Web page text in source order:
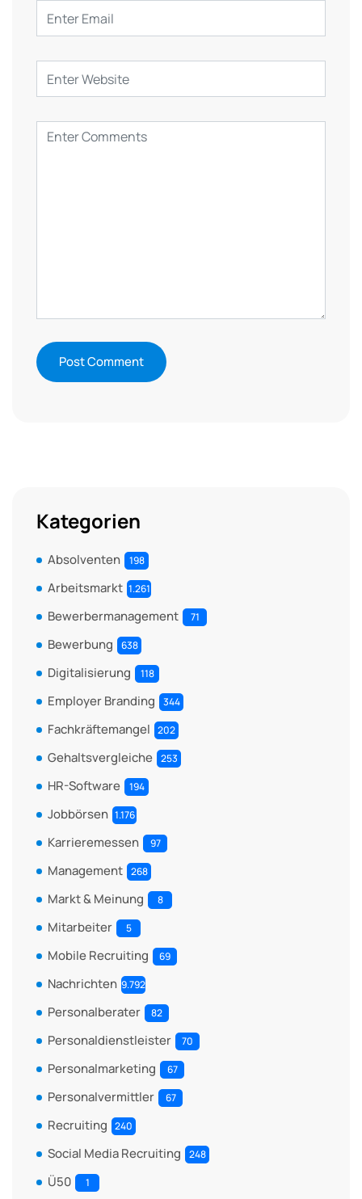
Kategorien
Absolventen 198
Arbeitsmarkt 1.261
Bewerbermanagement 71
Bewerbung 638
Digitalisierung 118
Employer Branding 344
Fachkräftemangel 202
Gehaltsvergleiche 253
HR-Software 194
Jobbörsen 1.176
Karrieremessen 97
Management 268
Markt & Meinung 8
Mitarbeiter 5
Mobile Recruiting 69
Nachrichten 9.792
Personalberater 82
Personaldienstleister 70
Personalmarketing 67
Personalvermittler 67
Recruiting 240
Social Media Recruiting 248
Ü50 1